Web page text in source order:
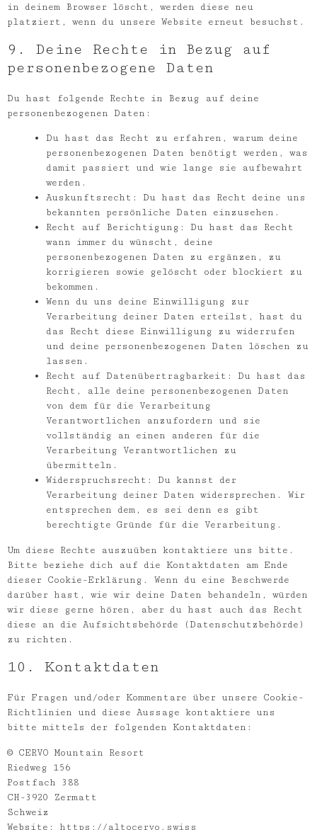
in deinem Browser löscht, werden diese neu
platziert, wenn du unsere Website erneut besuchst.
9. Deine Rechte in Bezug auf
personenbezogene Daten
Du hast folgende Rechte in Bezug auf deine
personenbezogenen Daten:
Du hast das Recht zu erfahren, warum deine
personenbezogenen Daten benötigt werden, was
damit passiert und wie lange sie aufbewahrt
werden.
Auskunftsrecht: Du hast das Recht deine uns
bekannten persönliche Daten einzusehen.
Recht auf Berichtigung: Du hast das Recht
wann immer du wünscht, deine
personenbezogenen Daten zu ergänzen, zu
korrigieren sowie gelöscht oder blockiert zu
bekommen.
Wenn du uns deine Einwilligung zur
Verarbeitung deiner Daten erteilst, hast du
das Recht diese Einwilligung zu widerrufen
und deine personenbezogenen Daten löschen zu
lassen.
Recht auf Datenübertragbarkeit: Du hast das
Recht, alle deine personenbezogenen Daten
von dem für die Verarbeitung
Verantwortlichen anzufordern und sie
vollständig an einen anderen für die
Verarbeitung Verantwortlichen zu
übermitteln.
Widerspruchsrecht: Du kannst der
Verarbeitung deiner Daten widersprechen. Wir
entsprechen dem, es sei denn es gibt
berechtigte Gründe für die Verarbeitung.
Um diese Rechte auszuüben kontaktiere uns bitte.
Bitte beziehe dich auf die Kontaktdaten am Ende
dieser Cookie-Erklärung. Wenn du eine Beschwerde
darüber hast, wie wir deine Daten behandeln, würden
wir diese gerne hören, aber du hast auch das Recht
diese an die Aufsichtsbehörde (Datenschutzbehörde)
zu richten.
10. Kontaktdaten
Für Fragen und/oder Kommentare über unsere Cookie-
Richtlinien und diese Aussage kontaktiere uns
bitte mittels der folgenden Kontaktdaten:
© CERVO Mountain Resort
Riedweg 156
Postfach 388
CH-3920 Zermatt
Schweiz
Website: https://altocervo.swiss